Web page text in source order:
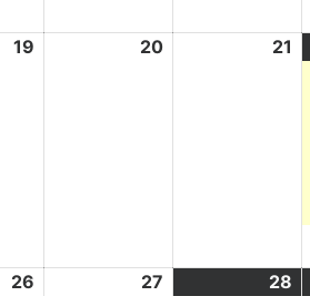
19 20 21
26 27 28